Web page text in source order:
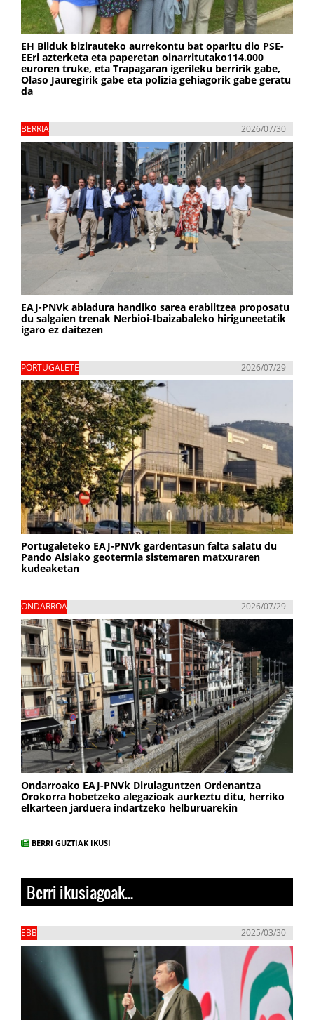
EH Bilduk bizirauteko aurrekontu bat oparitu dio PSE-
EEri azterketa eta paperetan oinarritutako114.000
euroren truke, eta Trapagaran igerileku berririk gabe,
Olaso Jauregirik gabe eta polizia gehiagorik gabe geratu
da
BERRIA 2026/07/30
EAJ-PNVk abiadura handiko sarea erabiltzea proposatu
du salgaien trenak Nerbioi-Ibaizabaleko hiriguneetatik
igaro ez daitezen
PORTUGALETE 2026/07/29
Portugaleteko EAJ-PNVk gardentasun falta salatu du
Pando Aisiako geotermia sistemaren matxuraren
kudeaketan
ONDARROA 2026/07/29
Ondarroako EAJ-PNVk Dirulaguntzen Ordenantza
Orokorra hobetzeko alegazioak aurkeztu ditu, herriko
elkarteen jarduera indartzeko helburuarekin
BERRI GUZTIAK IKUSI
Berri ikusiagoak...
EBB 2025/03/30